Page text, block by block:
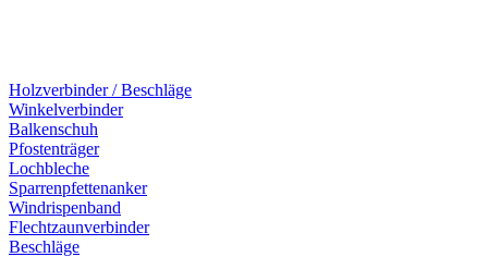
Holzverbinder / Beschläge
Winkelverbinder
Balkenschuh
Pfostenträger
Lochbleche
Sparrenpfettenanker
Windrispenband
Flechtzaunverbinder
Beschläge